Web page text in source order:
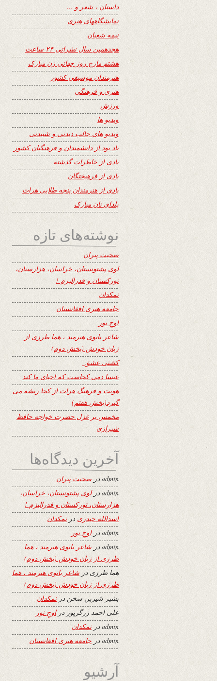
داستان ، شعر و …
نمایشگاههای هنری
نیمه شعبان
هجدهمین سال نشراتی ۲۴ ساعت
هشتم مارچ روز جهانی زن مبارک
هنرمندان موسیقی کشور
هنری و فرهنگی
ورزش
ویدیو ها
ویدیو های جالب دیدنی و شنیدنی
یاد بود از دانشمندان و فرهنگیان کشور
یادی از خاطرات گذشته
یادی از فرهیختگان
یادی از هنرمندان پنجه طلایی هرات
یلدای تان مبارک
نوشته‌های تازه
صحبت پیران
لوی پشتونستان، خراسان، هزارستان،
تورکستان و فدرالیزم !
نمکدان
جامعه هنری افغانستان
اوجِ نور
شاعر بانوی هنرمند ، هما طرزی از
زبان خودش (بخش دوم)
کشتی عشق
عیسا دمی کجاست که احیای ما کند
هویت و فرهنگ هرات از کجا ریشه می
گیرد(بخش هفتم)
مخمس بر غزل حضرت خواجه حافظ
شیرازی
آخرین دیدگاه‌ها
adminدر صحبت پیران
admin درلوی پشتونستان، خراسان،
هزارستان، تورکستان و فدرالیزم !
اسدالله حیدری درنمکدان
adminدراوجِ نور
adminدر شاعر بانوی هنرمند ، هما
طرزی از زبان خودش (بخش دوم)
هما طرزی در شاعر بانوی هنرمند ، هما
طرزی از زبان خودش (بخش دوم)
بشیر شیرین سخن درنمکدان
علی احمد زرگرپور دراوجِ نور
adminدرنمکدان
admin در جامعه هنری افغانستان
آرشیو